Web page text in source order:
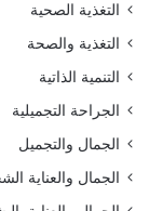
التغذية الصحية
التغذية والصحة
التنمية الذاتية
الجراحة التجميلية
الجمال والتجميل
الجمال والعناية